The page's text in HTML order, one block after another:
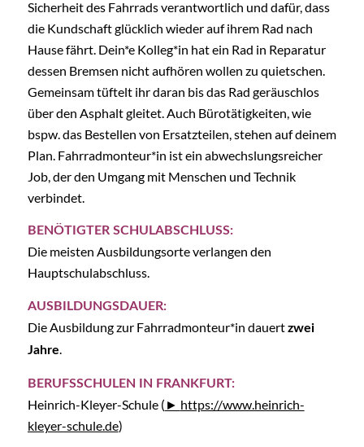
Sicherheit des Fahrrads verantwortlich und dafür, dass
die Kundschaft glücklich wieder auf ihrem Rad nach
Hause fährt. Dein*e Kolleg*in hat ein Rad in Reparatur
dessen Bremsen nicht aufhören wollen zu quietschen.
Gemeinsam tüftelt ihr daran bis das Rad geräuschlos
über den Asphalt gleitet. Auch Bürotätigkeiten, wie
bspw. das Bestellen von Ersatzteilen, stehen auf deinem
Plan. Fahrradmonteur*in ist ein abwechslungsreicher
Job, der den Umgang mit Menschen und Technik
verbindet.
BENÖTIGTER SCHULABSCHLUSS:
Die meisten Ausbildungsorte verlangen den
Hauptschulabschluss.
AUSBILDUNGSDAUER:
Die Ausbildung zur Fahrradmonteur*in dauertzwei
Jahre.
BERUFSSCHULEN IN FRANKFURT:
Heinrich-Kleyer-Schule (
https://www.heinrich-
kleyer-schule.de)